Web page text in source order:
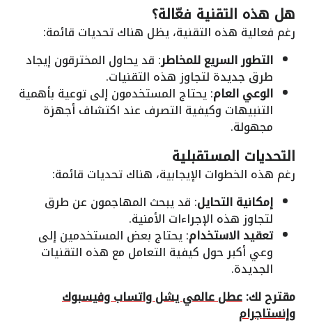
هل هذه التقنية فعّالة؟
رغم فعالية هذه التقنية، يظل هناك تحديات قائمة:
التطور السريع للمخاطر: قد يحاول المخترقون إيجاد
طرق جديدة لتجاوز هذه التقنيات.
الوعي العام: يحتاج المستخدمون إلى توعية بأهمية
التنبيهات وكيفية التصرف عند اكتشاف أجهزة
مجهولة.
التحديات المستقبلية
رغم هذه الخطوات الإيجابية، هناك تحديات قائمة:
إمكانية التحايل: قد يبحث المهاجمون عن طرق
لتجاوز هذه الإجراءات الأمنية.
تعقيد الاستخدام: يحتاج بعض المستخدمين إلى
وعي أكبر حول كيفية التعامل مع هذه التقنيات
الجديدة.
مقترح لك:عطل عالمي يشل واتساب وفيسبوك
وإنستاجرام